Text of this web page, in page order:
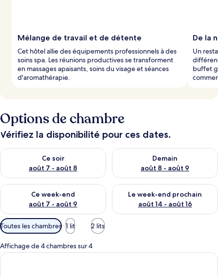
Mélange de travail et de détente
Cet hôtel allie des équipements professionnels à des
soins spa. Les réunions productives se transforment
en massages apaisants, soins du visage et séances
d'aromathérapie.
De la
Un
buffet
Options de chambre
Vérifiez la disponibilité pour ces dates.
Ce soir
août 7 - août 8
Vérifier la disponibilité pour ce soir août 7 - août 8
Demain
août 8 - août 9
Vérifier la disponibilité pour
Ce week-end
août 7 - août 9
Vérifier la disponibilité pour ce week-end août 7 - août 9
Le week-end prochain
août 14 - août 16
Vérifier la disponibilité pour
Filtres
disponibles
pour
les
Toutes les chambres 1 lit 2 lits
Affichage de 4 chambres sur 4